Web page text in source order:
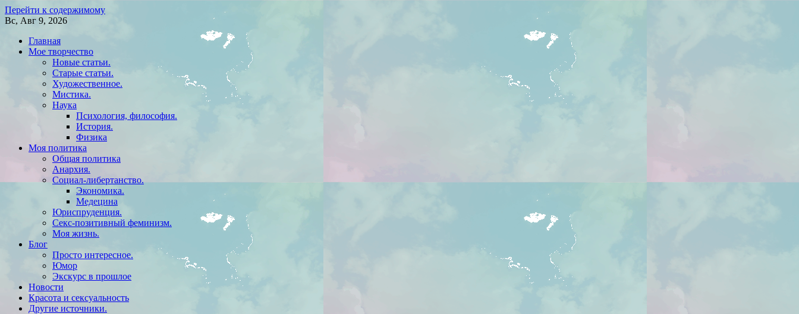
Перейти к содержимому
Вс, Авг 9, 2026
Главная
Мое творчество
Новые статьи.
Старые статьи.
Художественное.
Мистика.
Наука
Психология, философия.
История.
Физика
Моя политика
Общая политика
Анархия.
Социал-либертанство.
Экономика.
Медецина
Юриспруденция.
Секс-позитивный феминизм.
Моя жизнь.
Блог
Просто интересное.
Юмор
Экскурс в прошлое
Новости
Красота и сексуальность
Другие источники.